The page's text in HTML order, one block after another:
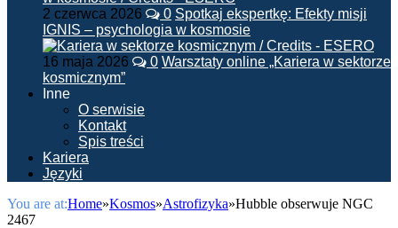
2 czerwca 2026 0 Spotkaj ekspertkę: Efekty misji
IGNIS – psychologia w kosmosie
16 maja 2026 0 Warsztaty online „Kariera w sektorze
kosmicznym”
Inne
O serwisie
Kontakt
Spis treści
Kariera
Języki
You are at:Home»Kosmos»Astrofizyka»Hubble obserwuje NGC
2467